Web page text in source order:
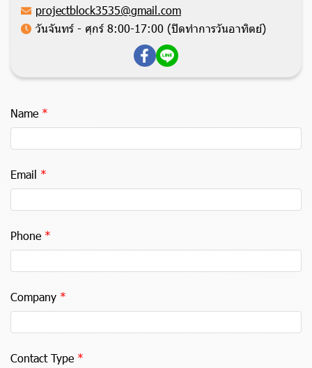
projectblock3535@gmail.com
วันจันทร์ - ศุกร์ 8:00-17:00 (ปิดทำการวันอาทิตย์)
Name
Email
Phone
Company
Contact Type